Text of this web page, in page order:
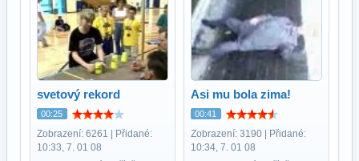
svetový rekord
00:25
Zobrazení: 6261 | Přidané:
10:33, 7. 01 08
Asi mu bola zima!
00:41
Zobrazení: 3190 | Přidané:
10:34, 7. 01 08